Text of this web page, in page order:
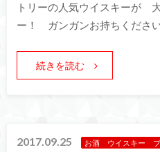
トリーの人気ウイスキーが
ー！ ガンガンお持ちくださ
続きを読む
2017.09.25 お酒 ウイスキー ブ